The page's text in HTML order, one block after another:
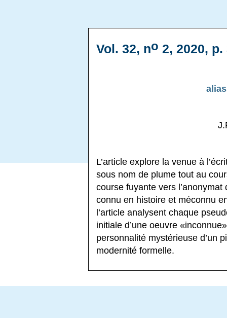
Vol. 32, no 2, 2020, p.
L’article explore la venue à
sous nom de plume tout au
course fuyante vers
connu en histoire et méconnu
l’article analysent chaque
initiale d’une oeuvre
personnalité mystérieuse d’un
modernité formelle.